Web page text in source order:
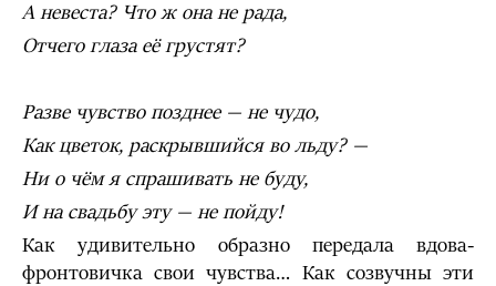
А невеста? Что ж она не рада,
Отчего глаза её грустят?
Разве чувство позднее — не чудо,
Как цветок, раскрывшийся во льду? —
Ни о чём я спрашивать не буду,
И на свадьбу эту — не пойду!
Как удивительно образно передала вдова-
фронтовичка свои чувства… Как созвучны эти